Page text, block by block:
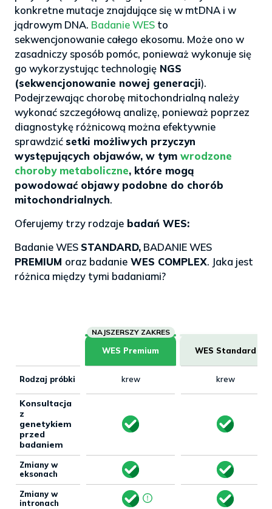
konkretne mutacje znajdujące się w mtDNA i w
jądrowym DNA. Badanie WES to
sekwencjonowanie całego ekosomu. Może ono w
zasadniczy sposób pomóc, ponieważ wykonuje się
go wykorzystując technologię NGS
(sekwencjonowanie nowej generacji).
Podejrzewając chorobę mitochondrialną należy
wykonać szczegółową analizę, ponieważ poprzez
diagnostykę różnicową można efektywnie
sprawdzić setki możliwych przyczyn
występujących objawów, w tym wrodzone
choroby metaboliczne, które mogą
powodować objawy podobne do chorób
mitochondrialnych.
Oferujemy trzy rodzaje badań WES:
Badanie WES STANDARD, BADANIE WES
PREMIUM oraz badanie WES COMPLEX. Jaka jest
różnica między tymi badaniami?
WES Premium WES Standard
Rodzaj próbki krew krew
Konsultacja
z
genetykiem
przed
badaniem
Zmiany w
eksonach
Zmiany w
intronach